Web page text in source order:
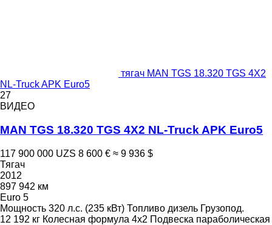
тягач MAN TGS 18.320 TGS 4X2
NL-Truck APK Euro5
27
ВИДЕО
MAN TGS 18.320 TGS 4X2 NL-Truck APK Euro5
117 900 000 UZS 8 600 € ≈ 9 936 $
Тягач
2012
897 942 км
Euro 5
Мощность 320 л.с. (235 кВт) Топливо дизель Грузопод.
12 192 кг Колесная формула 4x2 Подвеска параболическая